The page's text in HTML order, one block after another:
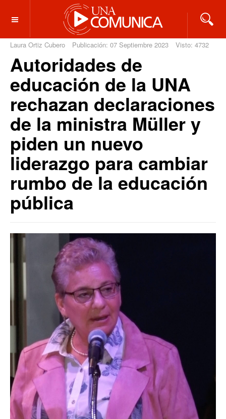
OFF CANVAS
Laura Ortiz Cubero Publicación: 07 Septiembre 2023 Visto: 4732
Autoridades de
educación de la UNA
rechazan declaraciones
de la ministra Müller y
piden un nuevo
liderazgo para cambiar
rumbo de la educación
pública